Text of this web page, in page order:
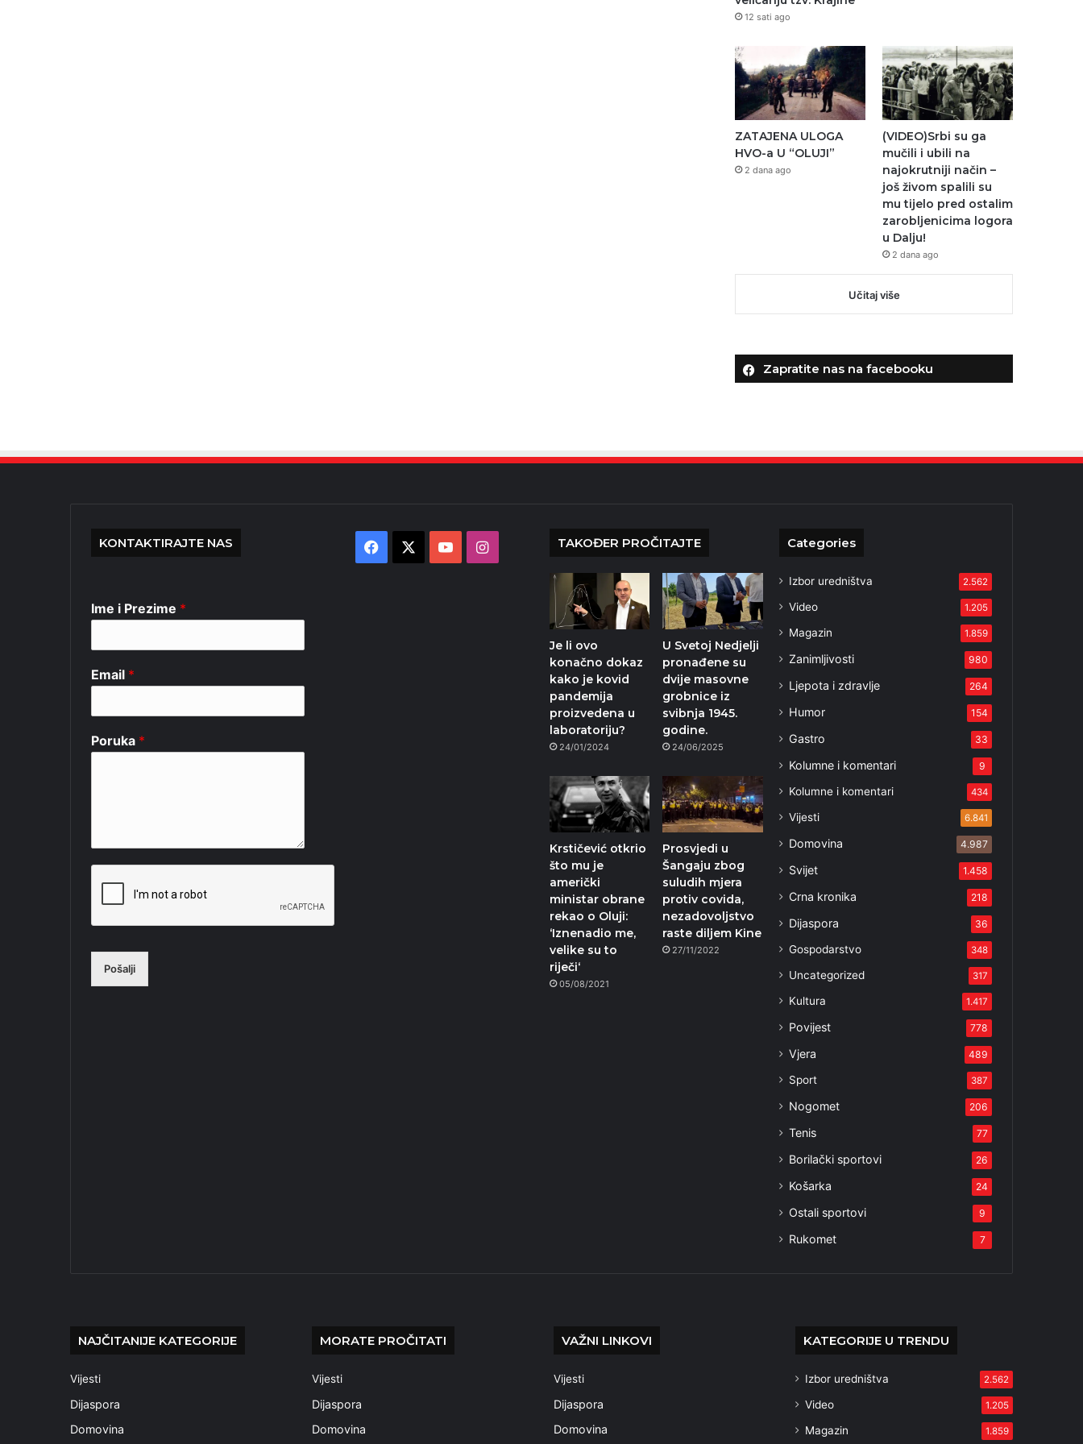
12 sati ago
ZATAJENA ULOGA
HVO-a U “OLUJI”
2 dana ago
(VIDEO)Srbi su ga
mučili i ubili na
najokrutniji način –
još živom spalili su
mu tijelo pred ostalim
zarobljenicima logora
u Dalju!
2 dana ago
Učitaj više
Zapratite nas na facebooku
KONTAKTIRAJTE NAS
Ime i Prezime *
Email *
Poruka *
Pošalji
Facebook YouTubeInstagram TAKOĐER PROČITAJTE
Je li ovo
konačno dokaz
kako je kovid
pandemija
proizvedena u
laboratoriju?
24/01/2024
U Svetoj Nedjelji
pronađene su
dvije masovne
grobnice iz
svibnja 1945.
godine.
24/06/2025
Krstičević otkrio
što mu je
američki
ministar obrane
rekao o Oluji:
‘Iznenadio me,
velike su to
riječi‘
05/08/2021
Prosvjedi u
Šangaju zbog
suludih mjera
protiv covida,
nezadovoljstvo
raste diljem Kine
27/11/2022
Categories
Izbor uredništva 2.562
Video 1.205
Magazin 1.859
Zanimljivosti 980
Ljepota i zdravlje 264
Humor 154
Gastro 33
Kolumne i komentari 9
Kolumne i komentari 434
Vijesti 6.841
Domovina 4.987
Svijet 1.458
Crna kronika 218
Dijaspora 36
Gospodarstvo 348
Uncategorized 317
Kultura 1.417
Povijest 778
Vjera 489
Sport 387
Nogomet 206
Tenis 77
Borilački sportovi 26
Košarka 24
Ostali sportovi 9
Rukomet 7
NAJČITANIJE KATEGORIJE
Vijesti
Dijaspora
Domovina
MORATE PROČITATI
Vijesti
Dijaspora
Domovina
VAŽNI LINKOVI
Vijesti
Dijaspora
Domovina
KATEGORIJE U TRENDU
Izbor uredništva 2.562
Video 1.205
Magazin 1.859